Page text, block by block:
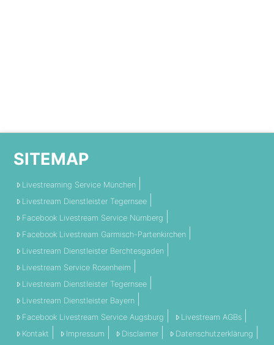
SITEMAP
Livestreaming Service München
Livestream Dienstleister Tegernsee
Facebook Livestream Service Nürnberg
Facebook Livestream Garmisch-Partenkirchen
Livestream Dienstleister Berchtesgaden
Livestream Service Rosenheim
Livestream Dienstleister Tegernsee
Livestream Dienstleister Bayern
Facebook Livestream Service Augsburg
Livestream AGBs
Kontakt
Impressum Disclaimer
Datenschutzerklärung